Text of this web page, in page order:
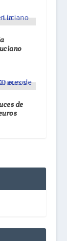
de